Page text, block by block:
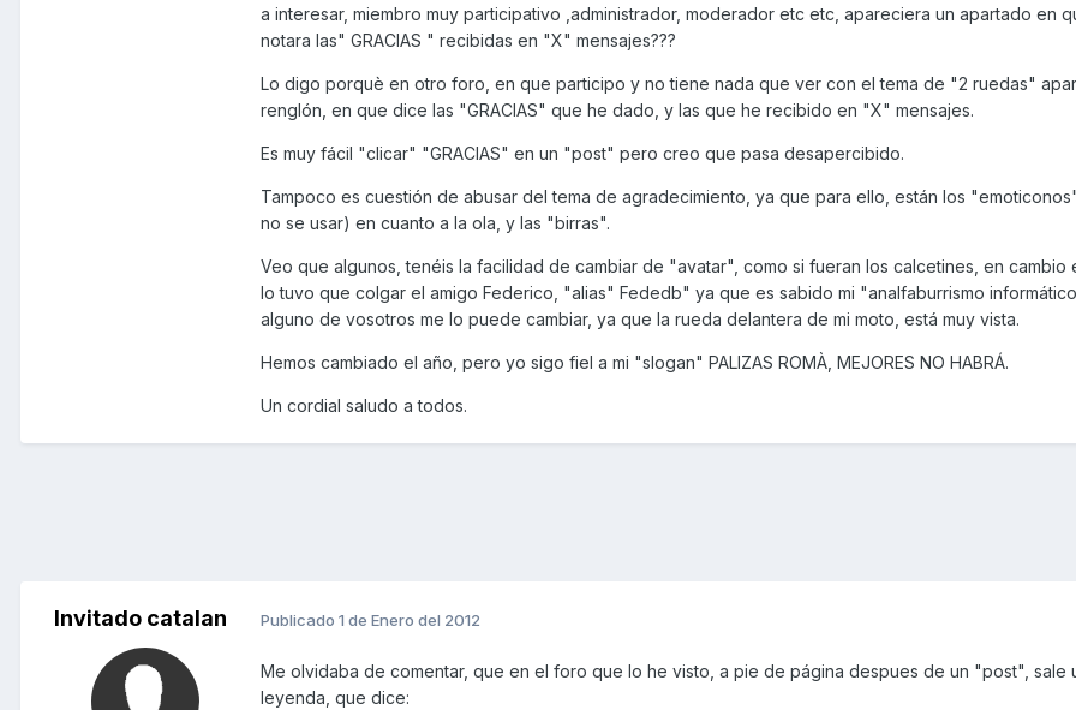
a interesar, miembro muy participativo ,administrador, moderador etc etc, apareciera un apartado en
notara las" GRACIAS " recibidas en "X" mensajes???
Lo digo porquè en otro foro, en que participo y no tiene nada que ver con el tema de "2 ruedas"
renglón, en que dice las "GRACIAS" que he dado, y las que he recibido en "X" mensajes.
Es muy fácil "clicar" "GRACIAS" en un "post" pero creo que pasa desapercibido.
Tampoco es cuestión de abusar del tema de agradecimiento, ya que para ello, están los
no se usar) en cuanto a la ola, y las "birras".
Veo que algunos, tenéis la facilidad de cambiar de "avatar", como si fueran los calcetines, en cambio
lo tuvo que colgar el amigo Federico, "alias" Fededb" ya que es sabido mi "analfaburrismo
alguno de vosotros me lo puede cambiar, ya que la rueda delantera de mi moto, está muy vista.
Hemos cambiado el año, pero yo sigo fiel a mi "slogan" PALIZAS ROMÀ, MEJORES NO HABRÁ.
Un cordial saludo a todos.
Invitado catalan Publicado 1 de Enero del 2012
Me olvidaba de comentar, que en el foro que lo he visto, a pie de página despues de un "post", sale
leyenda, que dice: